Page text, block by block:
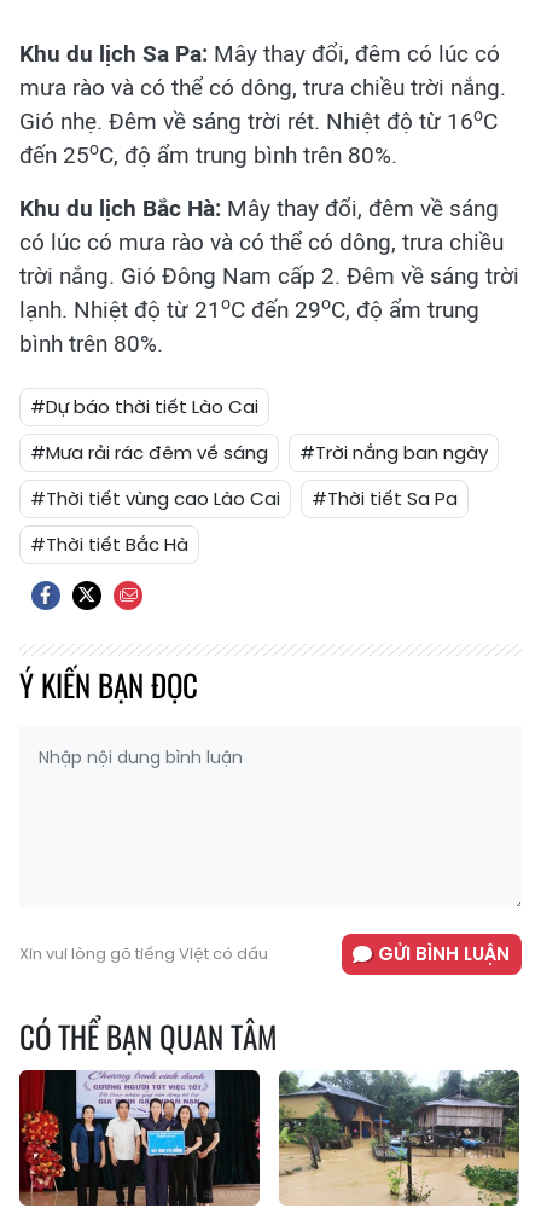
Khu du lịch Sa Pa: Mây thay đổi, đêm có lúc có
mưa rào và có thể có dông, trưa chiều trời nắng.
Gió nhẹ. Đêm về sáng trời rét. Nhiệt độ từ 16oC
đến 25oC, độ ẩm trung bình trên 80%.
Khu du lịch Bắc Hà: Mây thay đổi, đêm về sáng
có lúc có mưa rào và có thể có dông, trưa chiều
trời nắng. Gió Đông Nam cấp 2. Đêm về sáng trời
lạnh. Nhiệt độ từ 21 oC đến 29oC, độ ẩm trung
bình trên 80%.
#Dự báo thời tiết Lào Cai
#Mưa rải rác đêm về sáng
#Trời nắng ban ngày
#Thời tiết vùng cao Lào Cai
#Thời tiết Sa Pa
#Thời tiết Bắc Hà
Ý KIẾN BẠN ĐỌC
Xin vui lòng gõ tiếng Việt có dấu GỬI BÌNH LUẬN
CÓ THỂ BẠN QUAN TÂM